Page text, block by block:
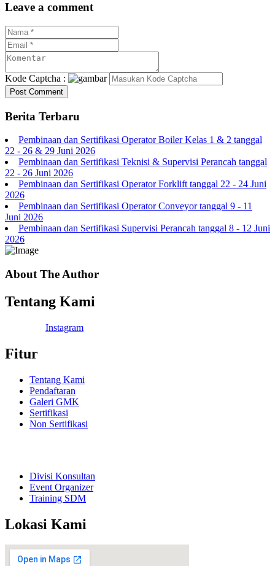
Leave a comment
Kode Captcha :
Berita Terbaru
Pembinaan dan Sertifikasi Operator Boiler Kelas 1 & 2 tanggal
22 - 26 & 29 Juni 2026
Pembinaan dan Sertifikasi Teknisi & Supervisi Perancah tanggal
22 - 26 Juni 2026
Pembinaan dan Sertifikasi Operator Forklift tanggal 22 - 24 Juni
2026
Pembinaan dan Sertifikasi Operator Conveyor tanggal 9 - 11
Juni 2026
Pembinaan dan Sertifikasi Supervisi Perancah tanggal 8 - 12 Juni
2026
About The Author
Tentang Kami
Instagram
Fitur
Tentang Kami
Pendaftaran
Galeri GMK
Sertifikasi
Non Sertifikasi
Divisi Konsultan
Event Organizer
Training SDM
Lokasi Kami